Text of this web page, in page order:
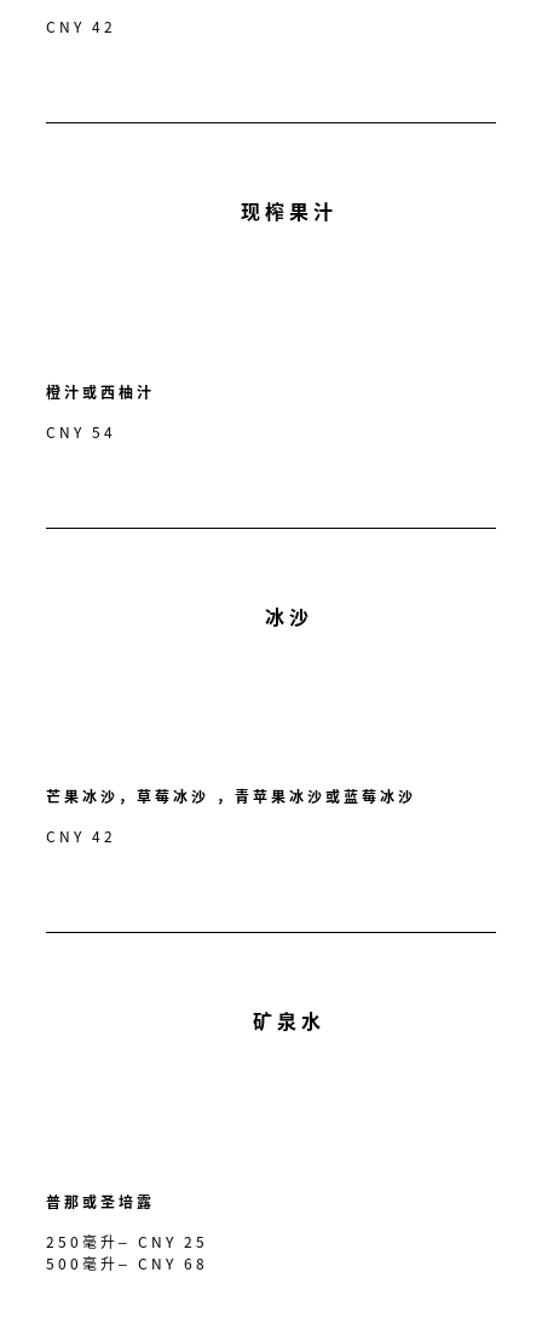
CNY 42
现榨果汁
橙汁或西柚汁
CNY 54
冰沙
芒果冰沙，草莓冰沙 ，青苹果冰沙或蓝莓冰沙
CNY 42
矿泉水
普那或圣培露
250毫升– CNY 25
500毫升– CNY 68